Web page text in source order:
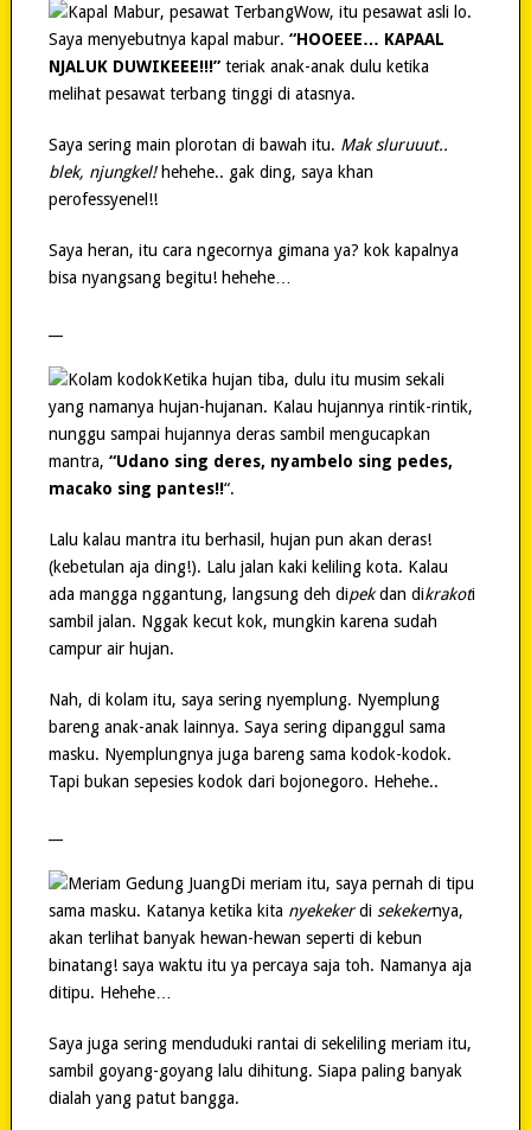
Wow, itu pesawat asli lo.
Saya menyebutnya kapal mabur. “HOOEEE… KAPAAL
NJALUK DUWIKEEE!!!”teriak anak-anak dulu ketika
melihat pesawat terbang tinggi di atasnya.
Saya sering main plorotan di bawah itu. Mak sluruuut..
blek, njungkel!hehehe.. gak ding, saya khan
perofessyenel!!
Saya heran, itu cara ngecornya gimana ya? kok kapalnya
bisa nyangsang begitu! hehehe…
Ketika hujan tiba, dulu itu musim sekali
yang namanya hujan-hujanan. Kalau hujannya rintik-rintik,
nunggu sampai hujannya deras sambil mengucapkan
mantra, “Udano sing deres, nyambelo sing pedes,
macako sing pantes!!“.
Lalu kalau mantra itu berhasil, hujan pun akan deras!
(kebetulan aja ding!). Lalu jalan kaki keliling kota. Kalau
ada mangga nggantung, langsung deh dipekdan dikrakoti
sambil jalan. Nggak kecut kok, mungkin karena sudah
campur air hujan.
Nah, di kolam itu, saya sering nyemplung. Nyemplung
bareng anak-anak lainnya. Saya sering dipanggul sama
masku. Nyemplungnya juga bareng sama kodok-kodok.
Tapi bukan sepesies kodok dari bojonegoro. Hehehe..
Di meriam itu, saya pernah di tipu
sama masku. Katanya ketika kita nyekekerdi sekekernya,
akan terlihat banyak hewan-hewan seperti di kebun
binatang! saya waktu itu ya percaya saja toh. Namanya aja
ditipu. Hehehe…
Saya juga sering menduduki rantai di sekeliling meriam itu,
sambil goyang-goyang lalu dihitung. Siapa paling banyak
dialah yang patut bangga.